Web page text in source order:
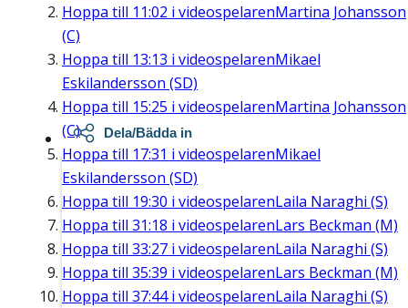
Hoppa till 11:02 i videospelarenMartina Johansson
(C)
Hoppa till 13:13 i videospelarenMikael
Eskilandersson (SD)
Hoppa till 15:25 i videospelarenMartina Johansson
(C)
Hoppa till 17:31 i videospelarenMikael
Eskilandersson (SD)
Hoppa till 19:30 i videospelarenLaila Naraghi (S)
Hoppa till 31:18 i videospelarenLars Beckman (M)
Hoppa till 33:27 i videospelarenLaila Naraghi (S)
Hoppa till 35:39 i videospelarenLars Beckman (M)
Hoppa till 37:44i videospelarenLaila Naraghi (S)
Dela/Bädda in